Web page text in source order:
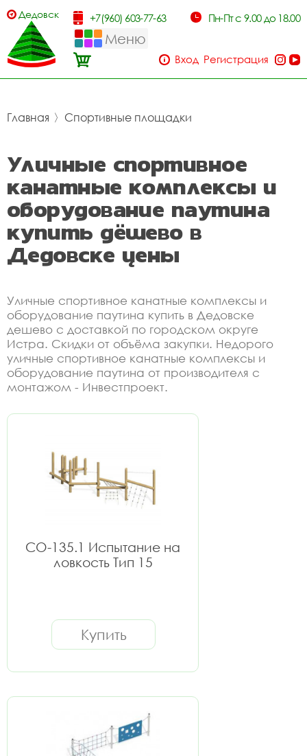
Дедовск +7(960) 603-77-63 Пн-Пт с 9.00 до 18.00
Меню
Вход Регистрация
Главная 〉 Спортивные площадки
Уличные спортивное
канатные комплексы и
оборудование паутина
купить дёшево в
Дедовске цены
Уличные спортивное канатные комплексы и
оборудование паутина купить в Дедовске
дешево с доставкой по городском округе
Истра. Скидки от объёма закупки. Недорого
уличные спортивное канатные комплексы и
оборудование паутина от производителя с
монтажом - Инвестпроект.
СО-135.1 Испытание на
ловкость Тип 15
Купить